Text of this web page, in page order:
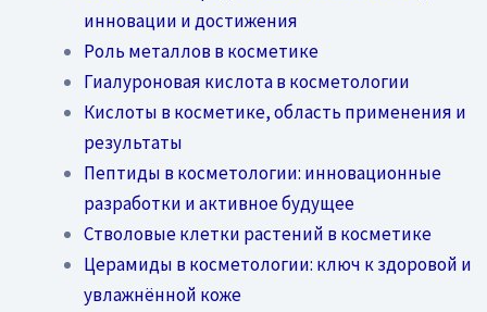
инновации и достижения
Роль металлов в косметике
Гиалуроновая кислота в косметологии
Кислоты в косметике, область применения и
результаты
Пептиды в косметологии: инновационные
разработки и активное будущее
Стволовые клетки растений в косметике
Церамиды в косметологии: ключ к здоровой и
увлажнённой коже